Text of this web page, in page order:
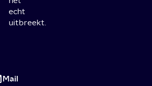
echt
uitbreekt.
Bodies:
Mail